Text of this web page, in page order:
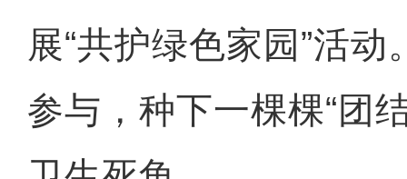
展“共护绿色家园”活
参与，种下一棵棵“团